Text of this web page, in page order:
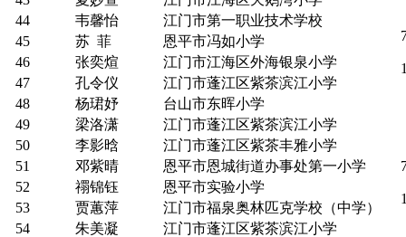
44
韦馨怡
江门市第一职业技术学校
45
苏 菲
恩平市冯如小学
46
张奕煊
江门市江海区外海银泉小学
47
孔令仪
江门市蓬江区紫茶滨江小学
48
杨珺妤
台山市东晖小学
49
梁洛潇
江门市蓬江区紫茶滨江小学
50
李影晗
江门市蓬江区紫茶丰雅小学
51
邓紫晴 恩平市恩城街道办事处第一小学
52 禤锦钰
恩平市实验小学
53
贾蕙萍
江门市福泉奥林匹克学校（中学）
54
朱美凝
江门市蓬江区紫茶滨江小学